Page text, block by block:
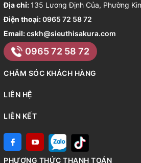
Địa chỉ: 135 Lương Định Của, Phường
Điện thoại:0965 72 58 72
Email:cskh@sieuthisakura.com
0965 72 58 72
CHĂM SÓC KHÁCH HÀNG
LIÊN HỆ
LIÊN KẾT
PHƯƠNG THỨC THANH TOÁN